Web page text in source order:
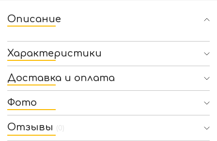
Описание
Характеристики
Доставка и оплата
Фото
Отзывы (0)